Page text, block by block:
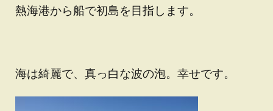
熱海港から船で初島を目指します。
海は綺麗で、真っ白な波の泡。幸せです。